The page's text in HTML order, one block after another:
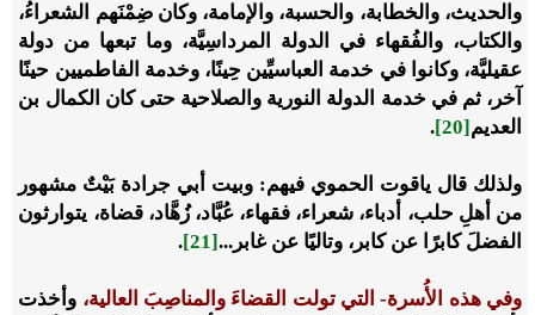
والحديث، والخطابة، والحسبة، والإمامة، وكان ضِمْنَهم الشعراءُ،
والكتاب، والفُقهاء في الدولة المرداسِيَّة، وما تبعها من دولة
عقيليَّة، وكانوا في خدمة العباسيِّين حِينًا، وخدمة الفاطميين حينًا
آخر، ثم في خدمة الدولة النورية والصلاحية حتى كان الكمال بن
العديم [20]
.
ولذلك قال ياقوت الحموي فيهم: وبيت أبي جرادة بَيْتٌ مشهور
من أهلِ حلب، أدباء، شعراء، فقهاء، عُبَّاد، زُهَّاد، قضاة، يتوارثون
الفضلَ كابرًا عن كابر، وتاليًا عن غابر...[21]
.
وفي هذه الأُسرة- التي تولت القضاءَ والمناصِبَ العالية، وأخذت